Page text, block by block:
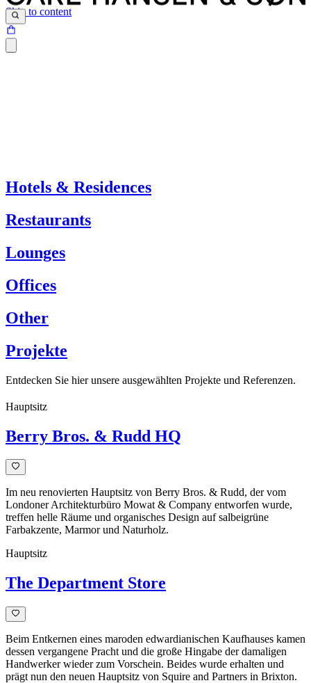
Skip to content
Hotels & Residences
Restaurants
Lounges
Offices
Other
Projekte
Entdecken Sie hier unsere ausgewählten Projekte und Referenzen.
Hauptsitz
Berry Bros. & Rudd HQ
Im neu renovierten Hauptsitz von Berry Bros. & Rudd, der vom
Londoner Architekturbüro Mowat & Company entworfen wurde,
treffen helle Räume und organisches Design auf salbeigrüne
Farbakzente, Marmor und Naturholz.
Hauptsitz
The Department Store
Beim Entkernen eines maroden edwardianischen Kaufhauses kamen
dessen vergangene Pracht und die große Hingabe der damaligen
Handwerker wieder zum Vorschein. Beides wurde erhalten und
prägt nun den neuen Hauptsitz von Squire and Partners in Brixton.